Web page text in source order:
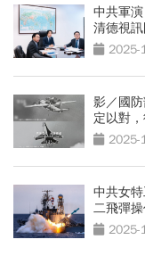
中共軍
清德視
2025-
影／國
定以對
2025-
中共女
二飛彈
2025-